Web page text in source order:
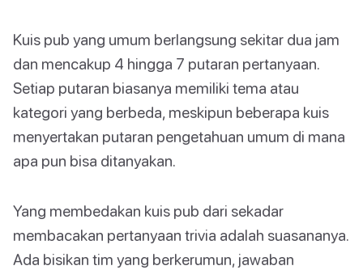
Kuis pub yang umum berlangsung sekitar dua jam
dan mencakup 4 hingga 7 putaran pertanyaan.
Setiap putaran biasanya memiliki tema atau
kategori yang berbeda, meskipun beberapa kuis
menyertakan putaran pengetahuan umum di mana
apa pun bisa ditanyakan.
Yang membedakan kuis pub dari sekadar
membacakan pertanyaan trivia adalah suasananya.
Ada bisikan tim yang berkerumun, jawaban